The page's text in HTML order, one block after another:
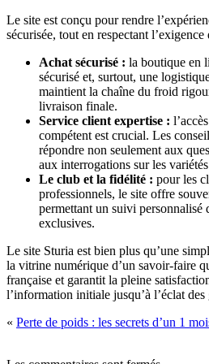
Le site est conçu pour rendre
sécurisée, tout en respectant
Achat sécurisé : la boutique en
sécurisé et, surtout, une
maintient la chaîne du froid
livraison finale.
Service client expertise :
compétent est crucial. Les
répondre non seulement aux
aux interrogations sur les
Le club et la fidélité : pour les
professionnels, le site offre
permettant un suivi personnalisé
exclusives.
Le site Sturia est bien plus qu’une
la vitrine numérique d’un savoir-faire
française et garantit la pleine
l’information initiale jusqu’à l’éclat
« Perte de poids : les secrets d’un 1